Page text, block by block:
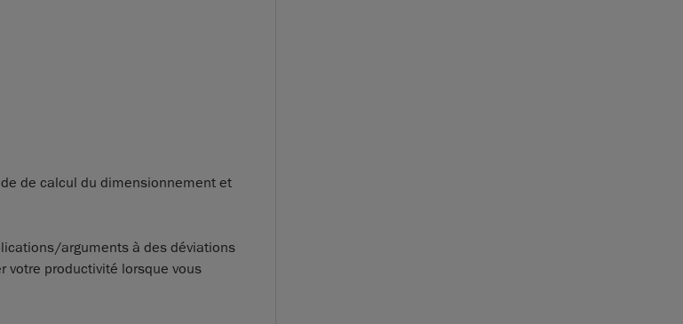
de calcul du dimensionnement et
arguments à des déviations
votre productivité lorsque vous